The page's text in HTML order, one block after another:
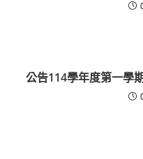
公告114學年度第一學